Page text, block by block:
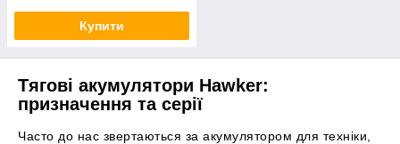
Купити
Тягові акумулятори Hawker:
призначення та серії
Часто до нас звертаються за акумулятором для техніки,